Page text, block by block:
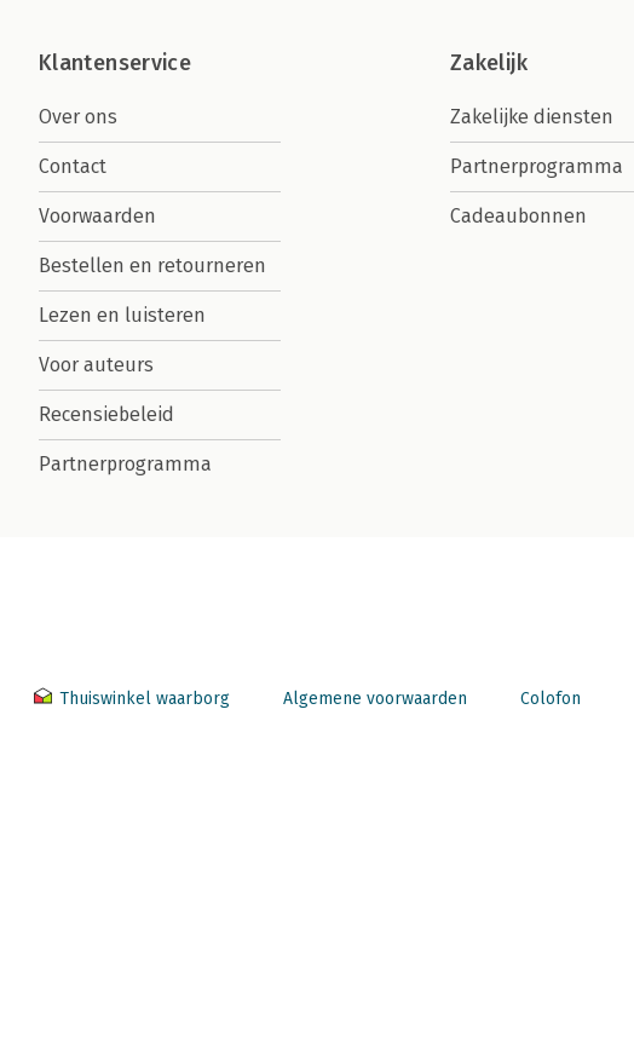
Klantenservice
Over ons
Contact
Voorwaarden
Bestellen en retourneren
Lezen en luisteren
Voor auteurs
Recensiebeleid
Partnerprogramma
Zakelijk
Zakelijke diensten
Partnerprogramma
Cadeaubonnen
Thuiswinkel waarborg Algemene voorwaarden Colofon